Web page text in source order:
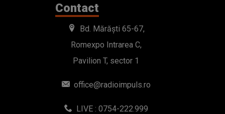
Contact
Bd. Mărăști 65-67,
Romexpo Intrarea C,
Pavilion T, sector 1
office@radioimpuls.ro
LIVE : 0754-222.999